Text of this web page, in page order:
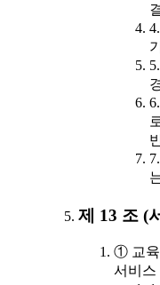
제 13 조 (
① 교육
서비스